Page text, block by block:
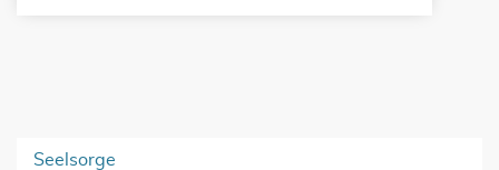
Seelsorge